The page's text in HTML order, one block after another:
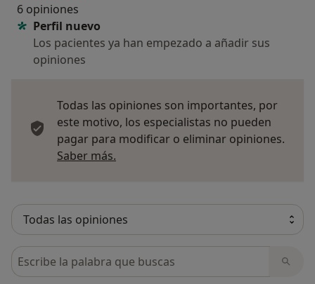
6 opiniones
Perfil nuevo
Los pacientes ya han empezado a añadir sus
opiniones
Todas las opiniones son importantes, por
este motivo, los especialistas no pueden
pagar para modificar o eliminar opiniones.
Saber más.
Busca en opiniones